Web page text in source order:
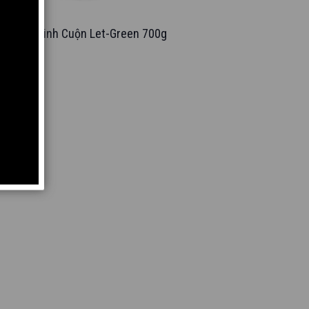
Giấy Vệ Sinh Cuộn Let-Green 700g